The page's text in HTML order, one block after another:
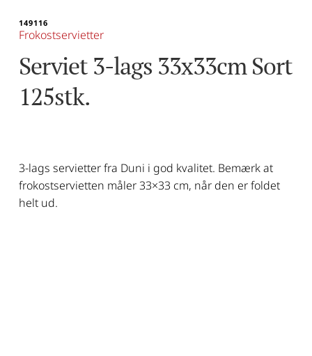
149116
Frokostservietter
Serviet 3-lags 33x33cm Sort
125stk.
3-lags servietter fra Duni i god kvalitet. Bemærk at
frokostservietten måler 33×33 cm, når den er foldet
helt ud.